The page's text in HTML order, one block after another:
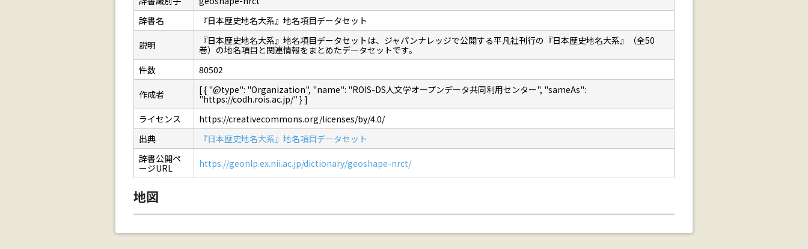
辞書名
『日本歴史地名大系』地名項目データセット
説明
『日本歴史地名大系』地名項目データセットは、ジャパンナレッジで公開する平凡社刊行の『日本歴史地名大系』（全50
巻）の地名項目と関連情報をまとめたデータセットです。
件数
80502
作成者
[ { "@type": "Organization", "name": "ROIS-DS人文学オープンデータ共同利用センター", "sameAs":
"https://codh.rois.ac.jp/" } ]
ライセンス
https://creativecommons.org/licenses/by/4.0/
出典
『日本歴史地名大系』地名項目データセット
辞書公開ペ
ージURL
https://geonlp.ex.nii.ac.jp/dictionary/geoshape-nrct/
地図